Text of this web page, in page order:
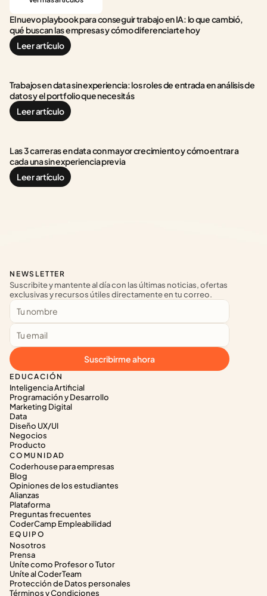
El nuevo playbook para conseguir trabajo en IA: lo que cambió,
qué buscan las empresas y cómo diferenciarte hoy
Leer artículo
Trabajos en data sin experiencia: los roles de entrada en análisis de
datos y el portfolio que necesitás
Leer artículo
Las 3 carreras en data con mayor crecimiento y cómo entrar a
cada una sin experiencia previa
Leer artículo
EDUCACIÓN
Inteligencia Artificial
Programación y Desarrollo
Marketing Digital
Data
Diseño UX/UI
Negocios
Producto
COMUNIDAD
Coderhouse para empresas
Blog
Opiniones de los estudiantes
Alianzas
Plataforma
Preguntas frecuentes
CoderCamp Empleabilidad
EQUIPO
Nosotros
Prensa
Uníte como Profesor o Tutor
Uníte al CoderTeam
Protección de Datos personales
Términos y Condiciones
NEWSLETTER
Suscribite y mantente al día con las últimas noticias, ofertas
exclusivas y recursos útiles directamente en tu correo.
Suscribirme ahora